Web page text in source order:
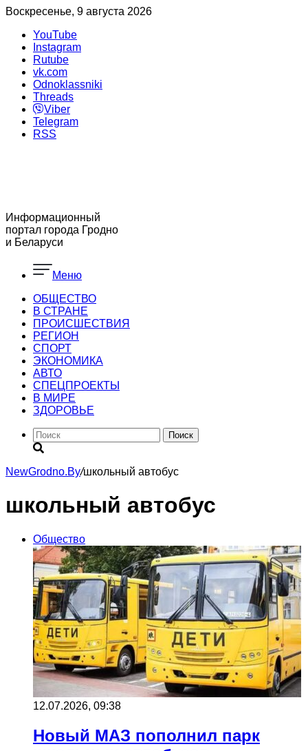
Воскресенье, 9 августа 2026
YouTube
Instagram
Rutube
vk.com
Odnoklassniki
Threads
Viber
Telegram
RSS
Информационный
портал города Гродно
и Беларуси
Меню
ОБЩЕСТВО
В СТРАНЕ
ПРОИСШЕСТВИЯ
РЕГИОН
CПОРТ
ЭКОНОМИКА
АВТО
СПЕЦПРОЕКТЫ
В МИРЕ
ЗДОРОВЬЕ
Поиск
NewGrodno.By/школьный автобус
школьный автобус
Общество
12.07.2026, 09:38
Новый МАЗ пополнил парк